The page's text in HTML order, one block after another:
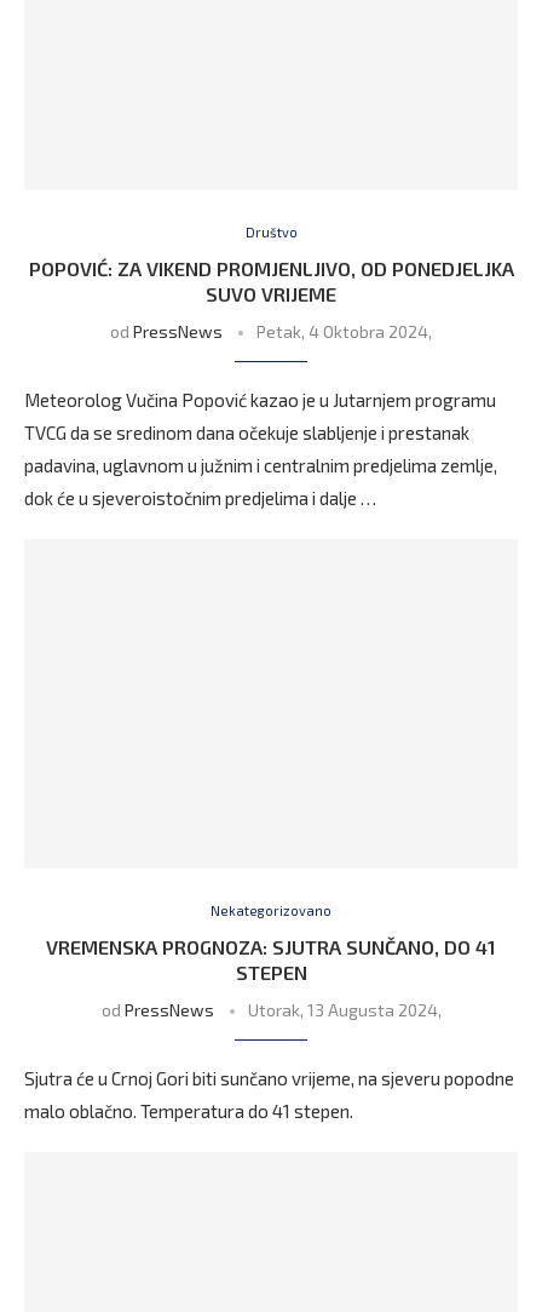
Društvo
POPOVIĆ: ZA VIKEND PROMJENLJIVO, OD PONEDJELJKA
SUVO VRIJEME
od PressNews Petak, 4 Oktobra 2024,
Meteorolog Vučina Popović kazao je u Jutarnjem programu
TVCG da se sredinom dana očekuje slabljenje i prestanak
padavina, uglavnom u južnim i centralnim predjelima zemlje,
dok će u sjeveroistočnim predjelima i dalje …
Nekategorizovano
VREMENSKA PROGNOZA: SJUTRA SUNČANO, DO 41
STEPEN
od PressNews Utorak, 13 Augusta 2024,
Sjutra će u Crnoj Gori biti sunčano vrijeme, na sjeveru popodne
malo oblačno. Temperatura do 41 stepen.